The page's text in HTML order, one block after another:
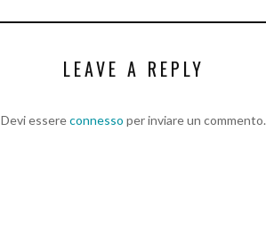
LEAVE A REPLY
Devi essereconnesso per inviare un commento.